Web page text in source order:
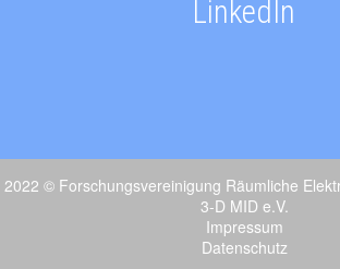
LinkedIn
2022 © Forschungsvereinigung Räumliche
3-D MID e.V.
Impressum
Datenschutz